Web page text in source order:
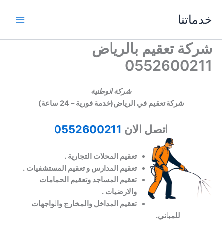
خدماتنا
شركة تعقيم بالرياض
0552600211
شركة الوطنية
شركة تعقيم في الرياض(خدمة فورية – 24 ساعة)
اتصل الان 0552600211
تعقيم المحلات التجارية .
تعقيم المدارس و تعقيم المستشفيات .
تعقيم المساجد وتعقيم الحمامات
والارضيات .
تعقيم المداخل والمخارج والواجهات
للمباني.